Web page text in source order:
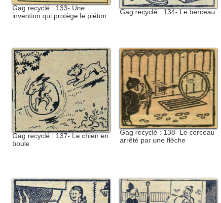
Gag recyclé : 133- Une
invention qui protège le piéton
Gag recyclé : 134- Le berceau
Gag recyclé : 137- Le chien en
boule
Gag recyclé : 138- Le cerceau
arrêté par une flèche